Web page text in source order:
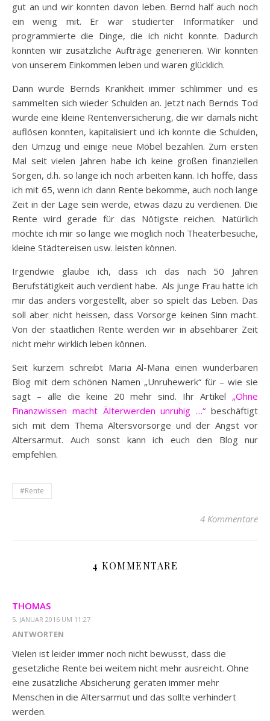
gut an und wir konnten davon leben. Bernd half auch noch
ein wenig mit. Er war studierter Informatiker und
programmierte die Dinge, die ich nicht konnte. Dadurch
konnten wir zusätzliche Aufträge generieren. Wir konnten
von unserem Einkommen leben und waren glücklich.
Dann wurde Bernds Krankheit immer schlimmer und es
sammelten sich wieder Schulden an. Jetzt nach Bernds Tod
wurde eine kleine Rentenversicherung, die wir damals nicht
auflösen konnten, kapitalisiert und ich konnte die Schulden,
den Umzug und einige neue Möbel bezahlen. Zum ersten
Mal seit vielen Jahren habe ich keine großen finanziellen
Sorgen, d.h. so lange ich noch arbeiten kann. Ich hoffe, dass
ich mit 65, wenn ich dann Rente bekomme, auch noch lange
Zeit in der Lage sein werde, etwas dazu zu verdienen. Die
Rente wird gerade für das Nötigste reichen. Natürlich
möchte ich mir so lange wie möglich noch Theaterbesuche,
kleine Städtereisen usw. leisten können.
Irgendwie glaube ich, dass ich das nach 50 Jahren
Berufstätigkeit auch verdient habe. Als junge Frau hatte ich
mir das anders vorgestellt, aber so spielt das Leben. Das
soll aber nicht heissen, dass Vorsorge keinen Sinn macht.
Von der staatlichen Rente werden wir in absehbarer Zeit
nicht mehr wirklich leben können.
Seit kurzem schreibt Maria Al-Mana einen wunderbaren
Blog mit dem schönen Namen „Unruhewerk“ für – wie sie
sagt – alle die keine 20 mehr sind. Ihr Artikel „Ohne
Finanzwissen macht Älterwerden unruhig …“ beschäftigt
sich mit dem Thema Altersvorsorge und der Angst vor
Altersarmut. Auch sonst kann ich euch den Blog nur
empfehlen.
#Rente
4 Kommentare
4 KOMMENTARE
THOMAS
5. JANUAR 2016 UM 11:27
ANTWORTEN
Vielen ist leider immer noch nicht bewusst, dass die
gesetzliche Rente bei weitem nicht mehr ausreicht. Ohne
eine zusätzliche Absicherung geraten immer mehr
Menschen in die Altersarmut und das sollte verhindert
werden.